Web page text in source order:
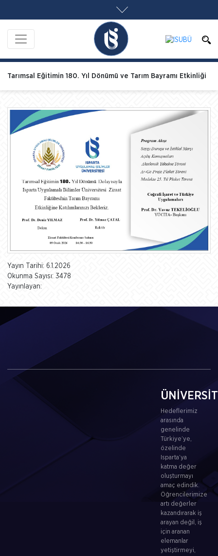
Tarımsal Eğitimin 180. Yıl Dönümü ve Tarım Bayramı Etkinliği
Yayın Tarihi: 6.1.2026
Okunma Sayısı: 3478
Yayınlayan:
Hedeflerimiz
arasında
genelinde
Türkiye’ye,
özelinde
Isparta’ya
katma değer
oluşturmayı
amaç edindik.
Öğrencilerimize
artı değerler
kazandırarak iş
arayan değil, iş
için aranan
elemanlar
yetiştirmeyi,